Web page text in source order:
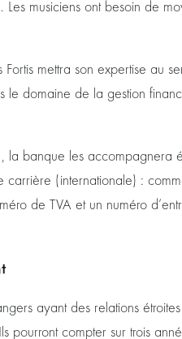
musiciens ont besoin de
mettra son expertise au
le domaine de la gestion
la banque les accompagnera
carrière (internationale) :
de TVA et un numéro
ayant des relations
pourront compter sur trois